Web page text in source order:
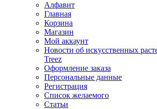
Алфавит
Главная
Корзина
Магазин
Мой аккаунт
Новости об искусственных
Treez
Оформление заказа
Персональные данные
Регистрация
Список желаемого
Статьи